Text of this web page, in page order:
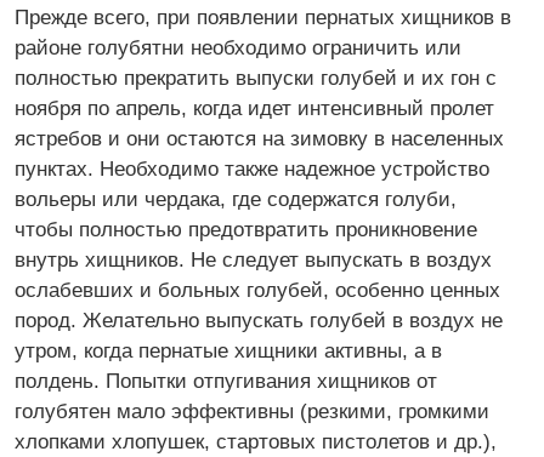
Прежде всего, при появлении пернатых хищников в
районе голубятни необходимо ограничить или
полностью прекратить выпуски голубей и их гон с
ноября по апрель, когда идет интенсивный пролет
ястребов и они остаются на зимовку в населенных
пунктах. Необходимо также надежное устройство
вольеры или чердака, где содержатся голуби,
чтобы полностью предотвратить проникновение
внутрь хищников. Не следует выпускать в воздух
ослабевших и больных голубей, особенно ценных
пород. Желательно выпускать голубей в воздух не
утром, когда пернатые хищники активны, а в
полдень. Попытки отпугивания хищников от
голубятен мало эффективны (резкими, громкими
хлопками хлопушек, стартовых пистолетов и др.),